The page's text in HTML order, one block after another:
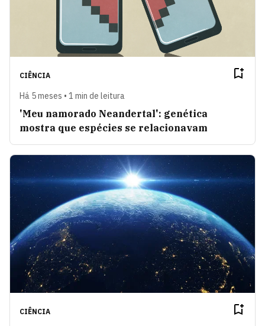
CIÊNCIA
Há 5 meses • 1 min de leitura
'Meu namorado Neandertal': genética
mostra que espécies se relacionavam
CIÊNCIA